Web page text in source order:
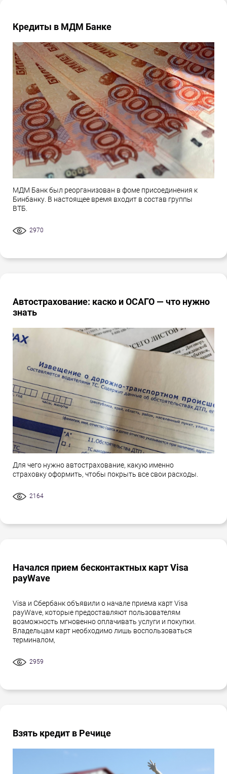
Кредиты в МДМ Банке
МДМ Банк был реорганизован в фоме присоединения к
Бинбанку. В настоящее время входит в состав группы
ВТБ.
2970
Автострахование: каско и ОСАГО — что нужно
знать
Для чего нужно автострахование, какую именно
страховку оформить, чтобы покрыть все свои расходы.
2164
Начался прием бесконтактных карт Visa
payWave
Visa и Сбербанк объявили о начале приема карт Visa
payWave, которые предоставляют пользователям
возможность мгновенно оплачивать услуги и покупки.
Владельцам карт необходимо лишь воспользоваться
терминалом,
2959
Взять кредит в Речице